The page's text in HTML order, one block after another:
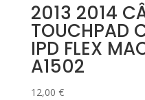
2013 2014
TOUCHPAD
IPD FLEX
A1502
12,00 €